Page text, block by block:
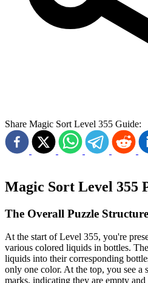
Share Magic Sort Level 355 Guide:
Magic Sort Level 355
The Overall Puzzle Structure
At the start of Level 355, you're
various colored liquids in bottles.
liquids into their corresponding
only one color. At the top, you see a
marks, indicating they are empty